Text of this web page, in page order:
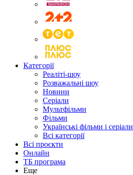
Категорії
Реаліті-шоу
Розважальні шоу
Новини
Серіали
Мультфільми
Фільми
Українські фільми і серіали
Всі категорії
Всі проєкти
Онлайн
ТБ програма
Еще